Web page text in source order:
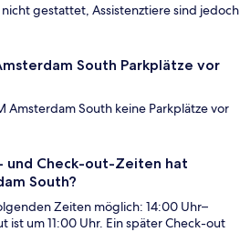
gestattet, Assistenztiere sind jedoch
South Parkplätze vor
Amsterdam South keine Parkplätze vor
und Check-out-Zeiten hat
South?
Zeiten möglich: 14:00 Uhr–
ist um 11:00 Uhr. Ein später Check-out